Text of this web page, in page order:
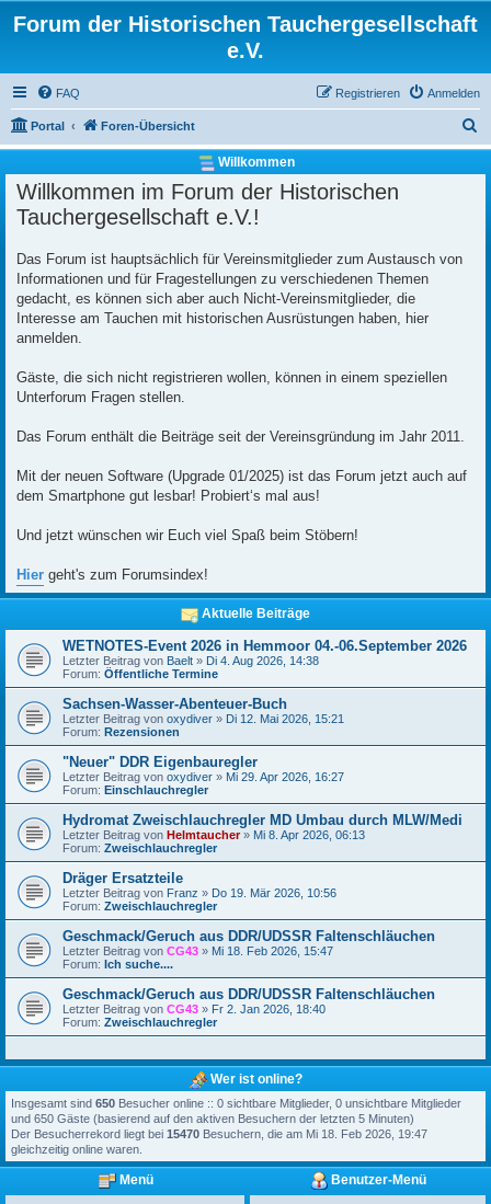
Forum der Historischen Tauchergesellschaft
e.V.
FAQ Anmelden
Registrieren
Portal Foren-Übersicht
u
c
Willkommen
Willkommen im Forum der Historischen
Tauchergesellschaft e.V.!
Das Forum ist hauptsächlich für Vereinsmitglieder zum Austausch von
Informationen und für Fragestellungen zu verschiedenen Themen
gedacht, es können sich aber auch Nicht-Vereinsmitglieder, die
Interesse am Tauchen mit historischen Ausrüstungen haben, hier
anmelden.
Gäste, die sich nicht registrieren wollen, können in einem speziellen
Unterforum Fragen stellen.
Das Forum enthält die Beiträge seit der Vereinsgründung im Jahr 2011.
Mit der neuen Software (Upgrade 01/2025) ist das Forum jetzt auch auf
dem Smartphone gut lesbar! Probiert‘s mal aus!
Und jetzt wünschen wir Euch viel Spaß beim Stöbern!
Hier geht's zum Forumsindex!
Aktuelle Beiträge
WETNOTES-Event 2026 in Hemmoor 04.-06.September 2026
Letzter Beitrag von Baelt » Di 4. Aug 2026, 14:38
Forum: Öffentliche Termine
Sachsen-Wasser-Abenteuer-Buch
Letzter Beitrag von oxydiver » Di 12. Mai 2026, 15:21
Forum: Rezensionen
"Neuer" DDR Eigenbauregler
Letzter Beitrag von oxydiver » Mi 29. Apr 2026, 16:27
Forum: Einschlauchregler
Hydromat Zweischlauchregler MD Umbau durch MLW/Medi
Letzter Beitrag von Helmtaucher» Mi 8. Apr 2026, 06:13
Forum: Zweischlauchregler
Dräger Ersatzteile
Letzter Beitrag von Franz » Do 19. Mär 2026, 10:56
Forum: Zweischlauchregler
Geschmack/Geruch aus DDR/UDSSR Faltenschläuchen
Letzter Beitrag von CG43 » Mi 18. Feb 2026, 15:47
Forum: Ich suche....
Geschmack/Geruch aus DDR/UDSSR Faltenschläuchen
Letzter Beitrag von CG43 » Fr 2. Jan 2026, 18:40
Forum: Zweischlauchregler
Wer ist online?
Insgesamt sind 650 Besucher online :: 0 sichtbare Mitglieder, 0 unsichtbare Mitglieder
und 650 Gäste (basierend auf den aktiven Besuchern der letzten 5 Minuten)
Der Besucherrekord liegt bei 15470 Besuchern, die am Mi 18. Feb 2026, 19:47
gleichzeitig online waren.
Menü Benutzer-Menü